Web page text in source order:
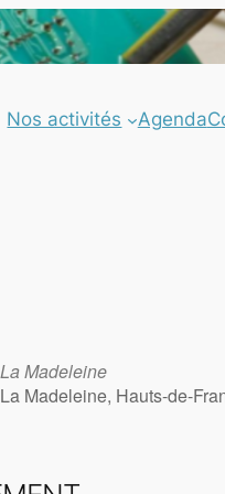
Nos activités Agenda
Madeleine
Madeleine, Hauts-de-